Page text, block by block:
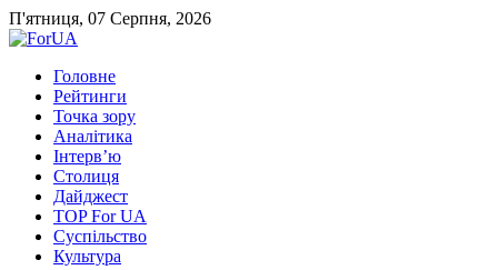
П'ятниця, 07 Серпня, 2026
Головне
Рейтинги
Точка зору
Аналітика
Інтерв’ю
Столиця
Дайджест
TOP For UA
Суспiльство
Культура